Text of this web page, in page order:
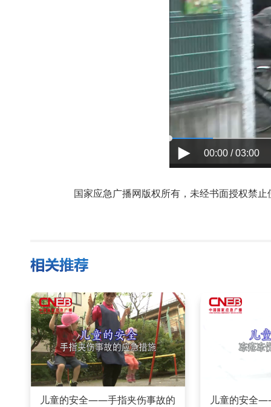
00:00 / 03:00
国家应急广播网版权所有，未经书面授权禁
儿童的安全——手指夹伤事故的
儿童的安全